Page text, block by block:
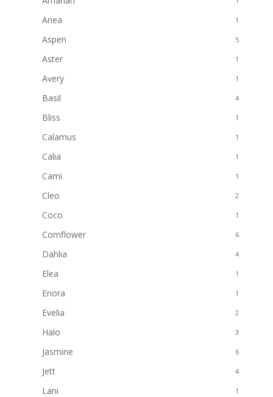
Anea 1
Aspen 5
Aster 1
Avery 1
Basil 4
Bliss 1
Calamus 1
Calia 1
Cami 1
Cleo 2
Coco 1
Cornflower 6
Dahlia 4
Elea 1
Enora 1
Evelia 2
Halo 3
Jasmine 6
Jett 4
Lani 1